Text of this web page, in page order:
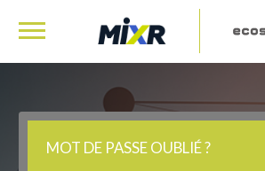
MOT DE PASSE OUBLIÉ ?